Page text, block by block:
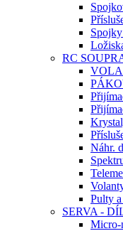
RC
Náhr.
Pulty
SERVA -
Micro-